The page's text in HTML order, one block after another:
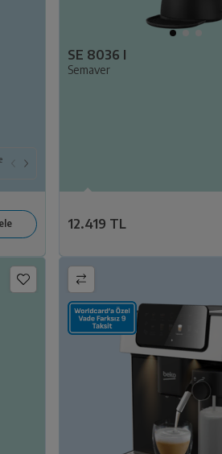
SE 8036 I
Semaver
12.419 TL